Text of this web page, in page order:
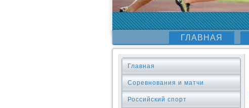
ГЛАВНАЯ
Главная
Соревнования и матчи
Российский спорт